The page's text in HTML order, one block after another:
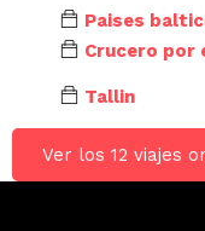
Paises
Crucero por
Tallin
Ver los 12 viajes